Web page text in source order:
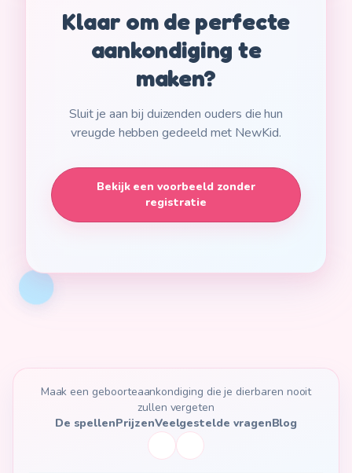
🇲🇩Moldovenească
Klaar om de perfecte
aankondiging te
maken?
Sluit je aan bij duizenden ouders die hun
vreugde hebben gedeeld met NewKid.
Bekijk een voorbeeld zonder
registratie
Maak een geboorteaankondiging die je dierbaren nooit
zullen vergeten
De spellenPrijzenVeelgestelde vragenBlog
Instagram NewKid
TikTok NewKid